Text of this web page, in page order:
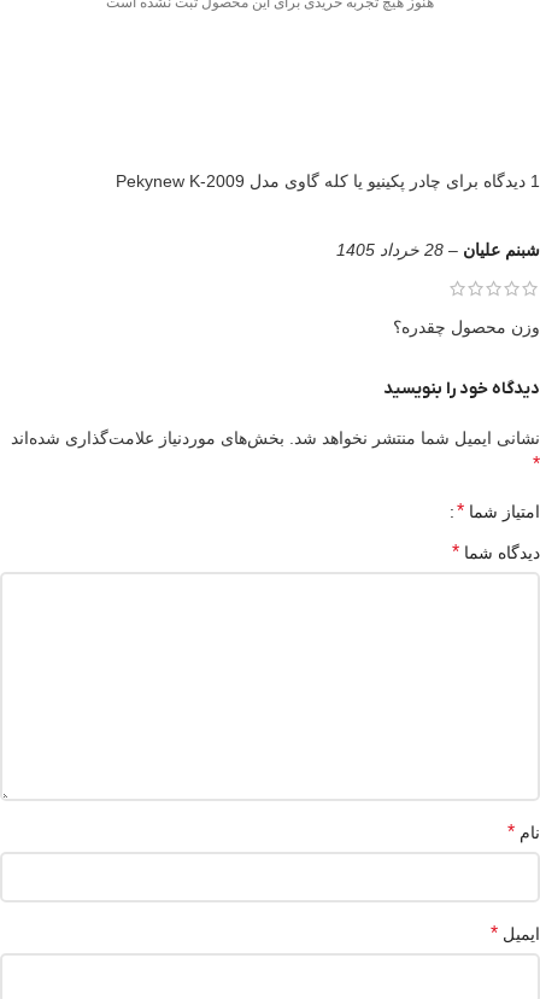
1 دیدگاه برای چادر پکینیو یا کله گاوی مدل Pekynew K-2009
شبنم علیان – 28 خرداد 1405
وزن محصول چقدره؟
دیدگاه خود را بنویسید
نشانی ایمیل شما منتشر نخواهد شد. بخش‌های موردنیاز علامت‌گذاری شده‌اند
*
امتیاز شما *
دیدگاه شما *
نام *
ایمیل *